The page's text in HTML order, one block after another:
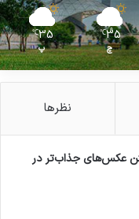
35
℃
چ
35
℃
پ
نظرها
عکس‌های جذاب‌تر در